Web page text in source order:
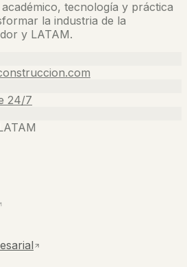
tecnología y práctica
la industria de la
y LATAM.
24/7